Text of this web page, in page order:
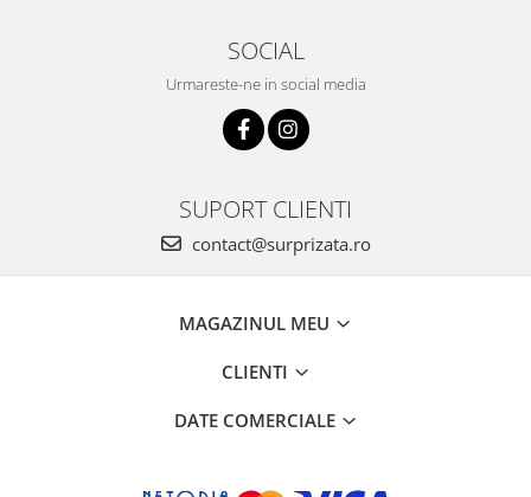
SOCIAL
Urmareste-ne in social media
SUPORT CLIENTI
contact@surprizata.ro
MAGAZINUL MEU
CLIENTI
DATE COMERCIALE